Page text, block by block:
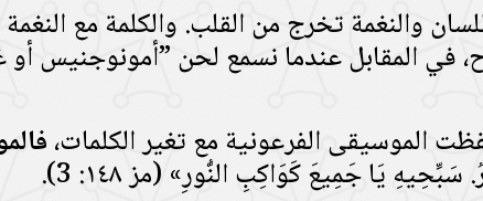
والنغمة تخرج من القلب. والكلمة مع
في المقابل عندما نسمع لحن ”أمونوجنيس أو
الموسيقى الفرعونية مع تغير الكلمات،
يَا جَمِيعَ كَوَاكِبِ النُّورِ» (مز ١٤٨: 3).